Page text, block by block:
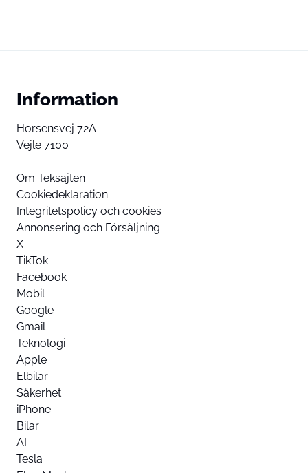
Information
Horsensvej 72A
Vejle 7100
Om Teksajten
Cookiedeklaration
Integritetspolicy och cookies
Annonsering och Försäljning
X
TikTok
Facebook
Mobil
Google
Gmail
Teknologi
Apple
Elbilar
Säkerhet
iPhone
Bilar
AI
Tesla